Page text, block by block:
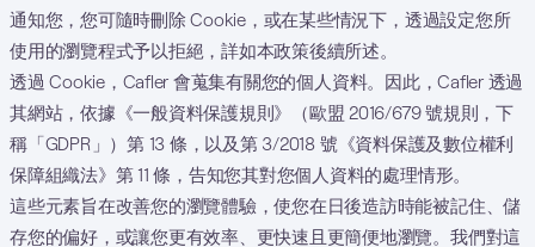
通知您，您可隨時刪除 Cookie，或在某些情況下，透過設定您所
使用的瀏覽程式予以拒絕，詳如本政策後續所述。
透過 Cookie，Cafler 會蒐集有關您的個人資料。因此，Cafler 透過
其網站，依據《一般資料保護規則》（歐盟 2016/679 號規則，下
稱「GDPR」）第 13 條，以及第 3/2018 號《資料保護及數位權利
保障組織法》第 11 條，告知您其對您個人資料的處理情形。
這些元素旨在改善您的瀏覽體驗，使您在日後造訪時能被記住、儲
存您的偏好，或讓您更有效率、更快速且更簡便地瀏覽。我們對這